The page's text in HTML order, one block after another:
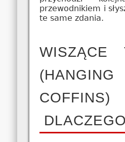
przewodnikiem i
te same zdania.
WISZĄCE
(HANGING